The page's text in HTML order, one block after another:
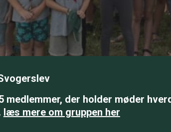
medlemmer, der holder møder
læs mere om gruppen her